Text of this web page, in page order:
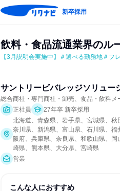
新卒採用
飲料・食品流通業界のル
【3月説明会実施中】＃選べる勤務地＃フ
サントリービバレッジソリュー
総合商社・専門商社・卸売、食品・飲料メ
正社員
27年卒 新卒採用
北海道、青森県、岩手県、宮城県、
奈川県、新潟県、富山県、石川県、
阪府、兵庫県、奈良県、和歌山県、
崎県、熊本県、大分県、宮崎県
営業
こんな人におすすめ